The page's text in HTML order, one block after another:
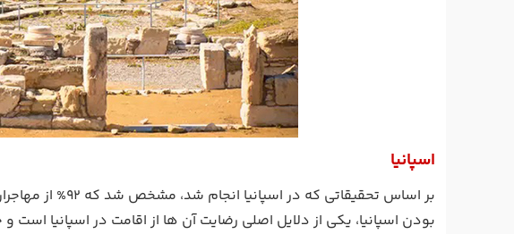
اسپانیا
بر اساس
بودن اسپانیا، یکی از دلایل اصلی رضایت آن ها از اقامت در اسپانیا است